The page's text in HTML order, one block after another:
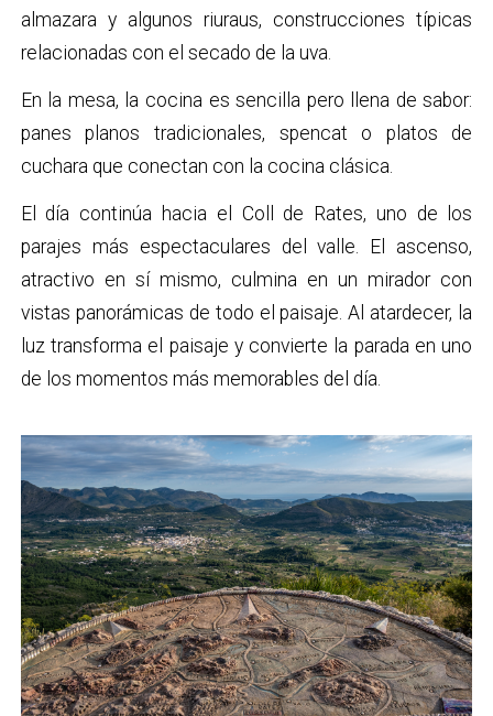
almazara y algunos riuraus, construcciones típicas
relacionadas con el secado de la uva.
En la mesa, la cocina es sencilla pero llena de sabor:
panes planos tradicionales, spencat o platos de
cuchara que conectan con la cocina clásica.
El día continúa hacia el Coll de Rates, uno de los
parajes más espectaculares del valle. El ascenso,
atractivo en sí mismo, culmina en un mirador con
vistas panorámicas de todo el paisaje. Al atardecer, la
luz transforma el paisaje y convierte la parada en uno
de los momentos más memorables del día.